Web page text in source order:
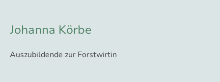
Johanna Körbe
Auszubildende zur Forstwirtin